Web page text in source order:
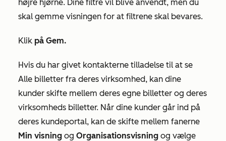
højre hjørne. Dine filtre vil blive anvendt, men du
skal gemme visningen for at filtrene skal bevares.
Klik på Gem.
Hvis du har givet kontakterne tilladelse til at se
Alle billetter fra deres virksomhed, kan dine
kunder skifte mellem deres egne billetter og deres
virksomheds billetter. Når dine kunder går ind på
deres kundeportal, kan de skifte mellem fanerne
Min visning og Organisationsvisning og vælge